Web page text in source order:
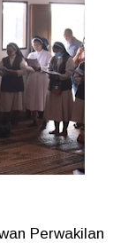
Perwakilan